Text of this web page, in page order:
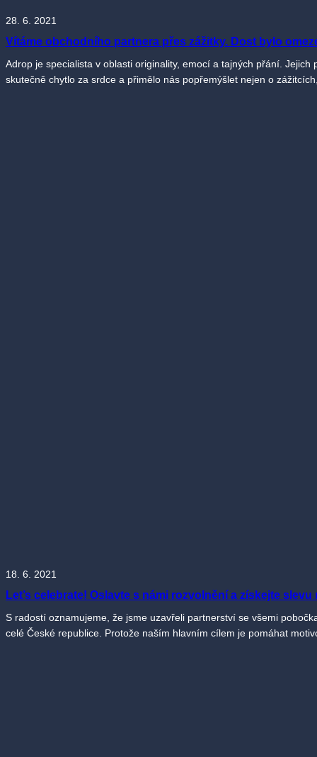
28. 6. 2021
Vítáme obchodního partnera přes zážitky. Dost bylo
Adrop je specialista v oblasti originality, emocí a tajných přání.
skutečně chytlo za srdce a přimělo nás popřemýšlet nejen o
18. 6. 2021
Let’s celebrate! Oslavte s námi rozvolnění a získejte
S radostí oznamujeme, že jsme uzavřeli partnerství se všemi
celé České republice. Protože naším hlavním cílem je pomáhat